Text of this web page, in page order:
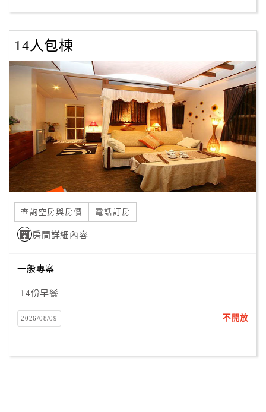
14人包棟
查詢空房與房價 電話訂房
房間詳細內容
一般專案
14份早餐
2026/08/09 不開放